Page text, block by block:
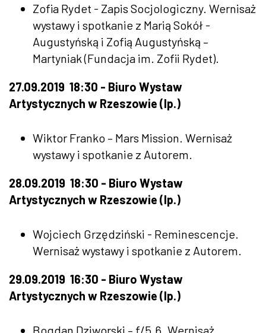
Zofia Rydet - Zapis Socjologiczny. Wernisaż
wystawy i spotkanie z Marią Sokół -
Augustyńską i Zofią Augustyńską –
Martyniak (Fundacja im. Zofii Rydet).
27.09.2019 18:30 - Biuro Wystaw
Artystycznych w Rzeszowie (Ip.)
Wiktor Franko – Mars Mission. Wernisaż
wystawy i spotkanie z Autorem.
28.09.2019 18:30 - Biuro Wystaw
Artystycznych w Rzeszowie (Ip.)
Wojciech Grzędziński - Reminescencje.
Wernisaż wystawy i spotkanie z Autorem.
29.09.2019 16:30 - Biuro Wystaw
Artystycznych w Rzeszowie (Ip.)
Bogdan Dziworski – f/5.6. Wernisaż